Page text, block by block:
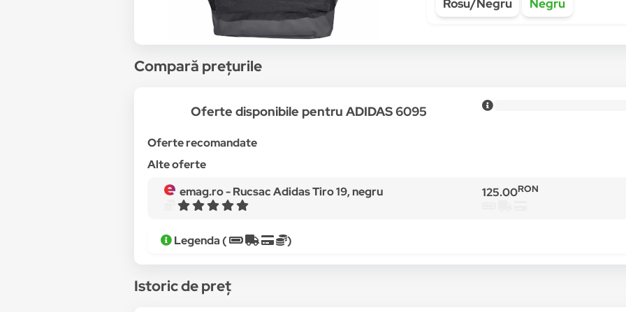
Rosu/Negru Negru
Compară prețurile
Oferte disponibile pentru ADIDAS 6095
Oferte recomandate
Alte oferte
emag.ro -Rucsac Adidas Tiro 19, negru 125.00RON
Legenda ( )
Istoric de preț